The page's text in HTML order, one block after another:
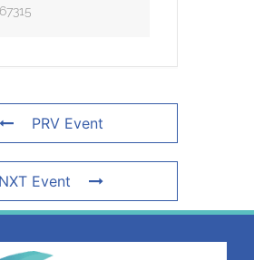
PRV Event
NXT Event